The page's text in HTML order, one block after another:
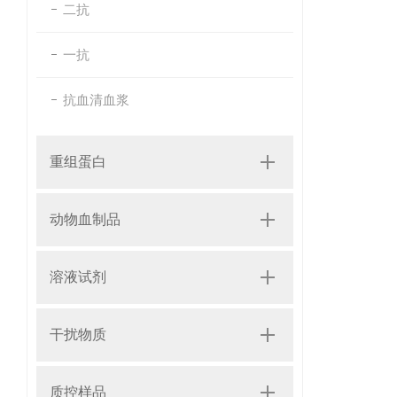
二抗
一抗
抗血清血浆
重组蛋白
动物血制品
溶液试剂
干扰物质
质控样品